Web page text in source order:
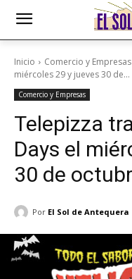
Inicio Comercio y Empresas
miércoles 29 y jueves 30 de...
Comercio y Empresas
Telepizza
Days el
30 de
Por El Sol de Antequera